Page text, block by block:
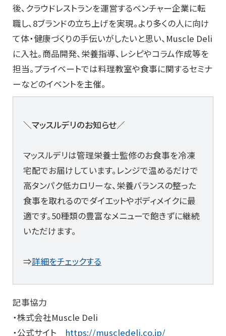
後、クラウドレストランを運営するベンチャー企業に転
職し、8ブランドの立ち上げを実現。より多くの人に向け
て体・健康づくりの手伝いがしたいと思い、Muscle Deli
に入社。商品開発、栄養指導、レシピやコラム作成等を
担当。プライベートでは料理教室や食事に関するセミナ
ーなどのイベントを主催。
＼マッスルデリのお知らせ／
マッスルデリは管理栄養士監修のお食事を冷凍
宅配でお届けしています。レンジで温めるだけで
高タンパク低カロリーな、栄養バランスの整った
食事を取れるのでダイエットやボディメイクに最
適です。50種類の豊富なメニューで飽きずに継続
いただけます。
⇒詳細をチェックする
記事協力
・株式会社Muscle Deli
・公式サイト https://muscledeli.co.jp/